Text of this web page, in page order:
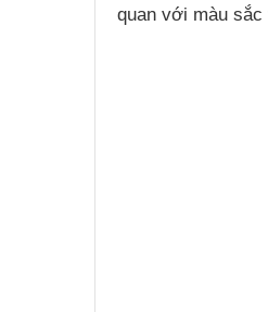
quan với màu